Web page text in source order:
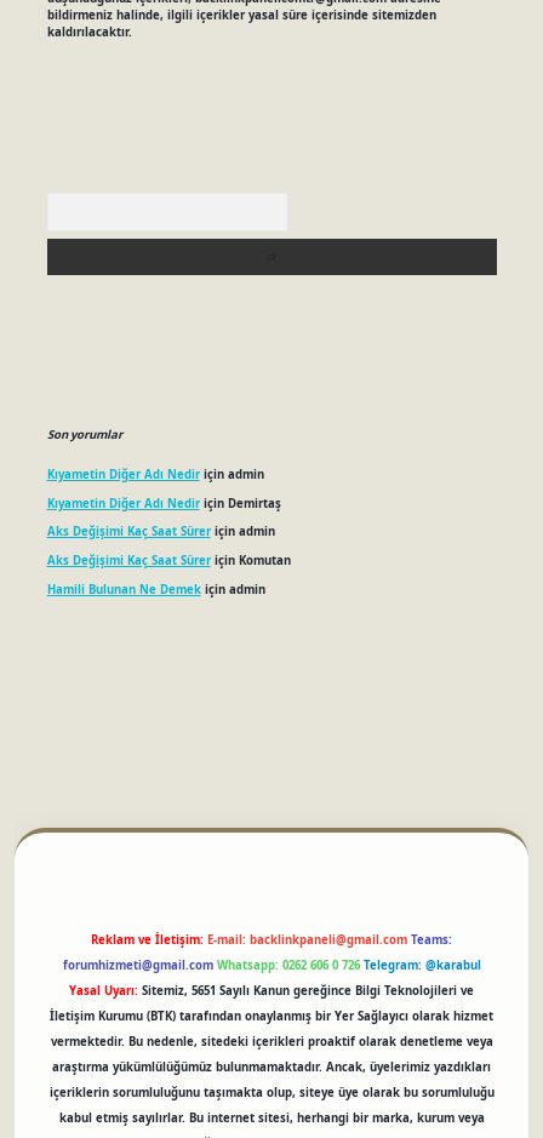
bildirmeniz halinde, ilgili içerikler yasal süre içerisinde sitemizden
kaldırılacaktır.
Son yorumlar
Kıyametin Diğer Adı Nediriçin admin
Kıyametin Diğer Adı Nediriçin Demirtaş
Aks Değişimi Kaç Saat Süreriçin admin
Aks Değişimi Kaç Saat Süreriçin Komutan
Hamili Bulunan Ne Demekiçin admin
Reklam ve İletişim: E-mail: backlinkpaneli@gmail.com Teams:
forumhizmeti@gmail.com Whatsapp: 0262 606 0 726 Telegram: @karabul
Yasal Uyarı: Sitemiz, 5651 Sayılı Kanun gereğince Bilgi Teknolojileri ve
İletişim Kurumu (BTK) tarafından onaylanmış bir Yer Sağlayıcı olarak hizmet
vermektedir. Bu nedenle, sitedeki içerikleri proaktif olarak denetleme veya
araştırma yükümlülüğümüz bulunmamaktadır. Ancak, üyelerimiz yazdıkları
içeriklerin sorumluluğunu taşımakta olup, siteye üye olarak bu sorumluluğu
kabul etmiş sayılırlar. Bu internet sitesi, herhangi bir marka, kurum veya